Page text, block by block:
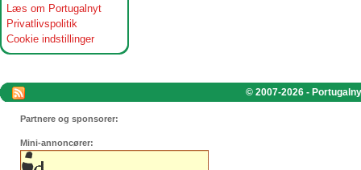
Læs om Portugalnyt
Privatlivspolitik
Cookie indstillinger
© 2007-2026 -
Partnere og sponsorer:
Mini-annoncører: